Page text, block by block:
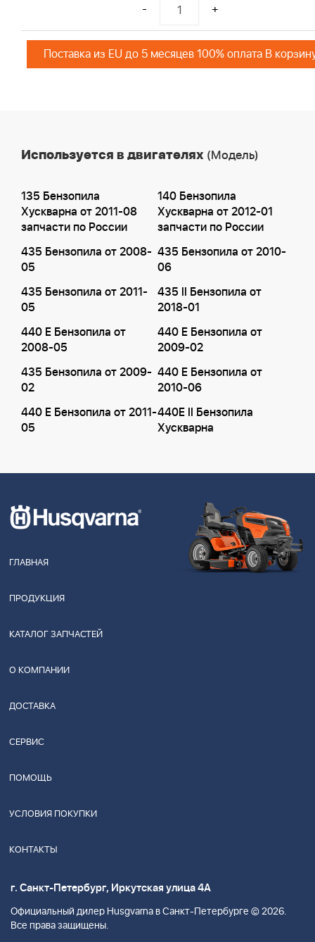
- +
Поставка из EU до 5 месяцев 100% оплата В
Используется в двигателях (Модель)
135 Бензопила
Хускварна от 2011-08
запчасти по России
140 Бензопила
Хускварна от 2012-01
запчасти по России
435 Бензопила от 2008-
05
435 Бензопила от 2010-
06
435 Бензопила от 2011-
05
435 II Бензопила от
2018-01
440 E Бензопила от
2008-05
440 E Бензопила от
2009-02
435 Бензопила от 2009-
02
440 E Бензопила от
2010-06
440 E Бензопила от 2011-
05
440E II Бензопила
Хускварна
ГЛАВНАЯ
ПРОДУКЦИЯ
КАТАЛОГ ЗАПЧАСТЕЙ
О КОМПАНИИ
ДОСТАВКА
СЕРВИС
ПОМОЩЬ
УСЛОВИЯ ПОКУПКИ
КОНТАКТЫ
г. Санкт-Петербург, Иркутская улица 4А
Официальный дилер Husgvarna в Санкт-Петербурге © 2026.
Все права защищены.